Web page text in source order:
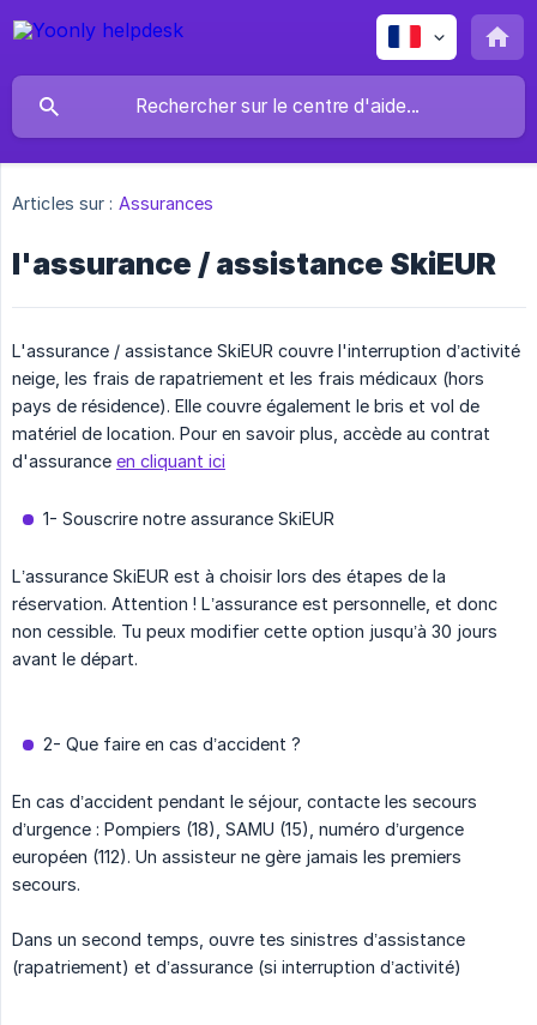
Articles sur : Assurances
l'assurance / assistance SkiEUR
L'assurance / assistance SkiEUR couvre l'interruption d’activité
neige, les frais de rapatriement et les frais médicaux (hors
pays de résidence). Elle couvre également le bris et vol de
matériel de location. Pour en savoir plus, accède au contrat
d'assurance en cliquant ici
1- Souscrire notre assurance SkiEUR
L’assurance SkiEUR est à choisir lors des étapes de la
réservation. Attention ! L’assurance est personnelle, et donc
non cessible. Tu peux modifier cette option jusqu’à 30 jours
avant le départ.
2- Que faire en cas d’accident ?
En cas d’accident pendant le séjour, contacte les secours
d’urgence : Pompiers (18), SAMU (15), numéro d’urgence
européen (112). Un assisteur ne gère jamais les premiers
secours.
Dans un second temps, ouvre tes sinistres d’assistance
(rapatriement) et d’assurance (si interruption d’activité)